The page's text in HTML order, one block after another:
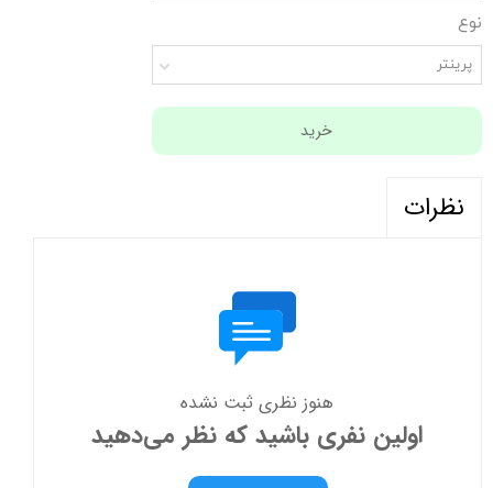
نوع
پرینتر
خرید
نظرات
هنوز نظری ثبت نشده
اولین نفری باشید که نظر می‌دهید